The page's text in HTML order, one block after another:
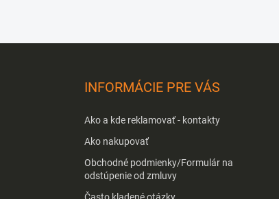
INFORMÁCIE PRE VÁS
Ako a kde reklamovať - kontakty
Ako nakupovať
Obchodné podmienky/Formulár na
odstúpenie od zmluvy
Často kladené otázky